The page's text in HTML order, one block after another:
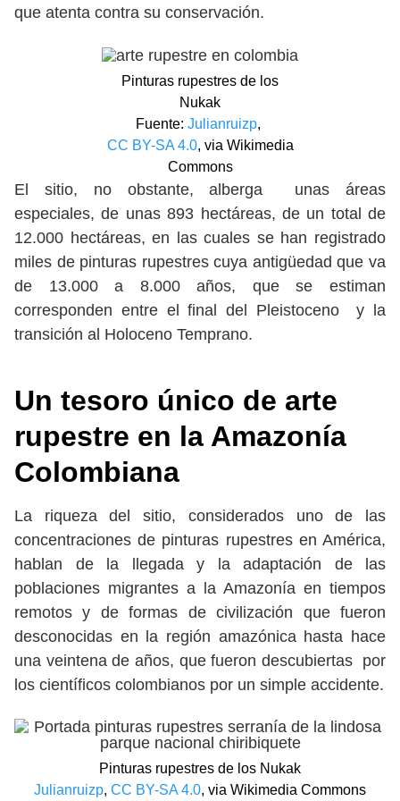
que atenta contra su conservación.
Pinturas rupestres de los
Nukak
Fuente: Julianruizp,
CC BY-SA 4.0, via Wikimedia
Commons
El sitio, no obstante, alberga unas áreas
especiales, de unas 893 hectáreas, de un total de
12.000 hectáreas, en las cuales se han registrado
miles de pinturas rupestres cuya antigüedad que va
de 13.000 a 8.000 años, que se estiman
corresponden entre el final del Pleistoceno y la
transición al Holoceno Temprano.
Un tesoro único de arte
rupestre en la Amazonía
Colombiana
La riqueza del sitio, considerados uno de las
concentraciones de pinturas rupestres en América,
hablan de la llegada y la adaptación de las
poblaciones migrantes a la Amazonía en tiempos
remotos y de formas de civilización que fueron
desconocidas en la región amazónica hasta hace
una veintena de años, que fueron descubiertas por
los científicos colombianos por un simple accidente.
Pinturas rupestres de los Nukak
Julianruizp, CC BY-SA 4.0, via Wikimedia Commons